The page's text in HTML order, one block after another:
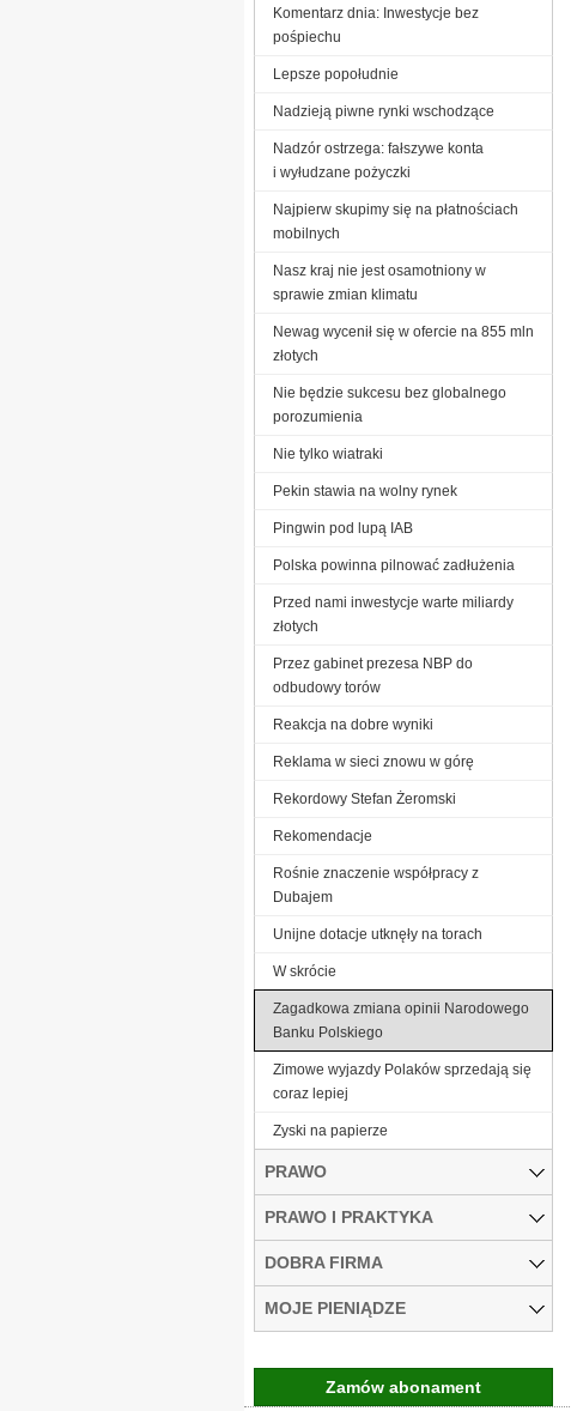
Komentarz dnia: Inwestycje bez
pośpiechu
Lepsze popołudnie
Nadzieją piwne rynki wschodzące
Nadzór ostrzega: fałszywe konta
i wyłudzane pożyczki
Najpierw skupimy się na płatnościach
mobilnych
Nasz kraj nie jest osamotniony w
sprawie zmian klimatu
Newag wycenił się w ofercie na 855 mln
złotych
Nie będzie sukcesu bez globalnego
porozumienia
Nie tylko wiatraki
Pekin stawia na wolny rynek
Pingwin pod lupą IAB
Polska powinna pilnować zadłużenia
Przed nami inwestycje warte miliardy
złotych
Przez gabinet prezesa NBP do
odbudowy torów
Reakcja na dobre wyniki
Reklama w sieci znowu w górę
Rekordowy Stefan Żeromski
Re­ko­men­da­cje
Rośnie znaczenie współpracy z
Dubajem
Unijne dotacje utknęły na torach
W skrócie
Zagadkowa zmiana opinii Narodowego
Banku Polskiego
Zimowe wyjazdy Polaków sprzedają się
coraz lepiej
Zyski na papierze
PRAWO
PRAWO I PRAKTYKA
DOBRA FIRMA
MOJE PIENIĄDZE
Zamów abonament